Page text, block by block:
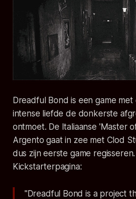
Dreadful Bond is een game
intense liefde de donkerste
ontmoet. De Italiaanse 'Master
Argento gaat in zee met Clod
dus zijn eerste game
Kickstarterpagina:
"Dreadful Bond is a project